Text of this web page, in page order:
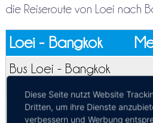
die Reiseroute von Loei nach
Loei - Bangkok
Bus Loei - Bangkok
Express
Diese Seite nutzt Website
Dritten, um ihre Dienste
verbessern und Werbung